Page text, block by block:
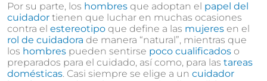
Por su parte, los hombres que adoptan el papel del
cuidador tienen que luchar en muchas ocasiones
contra el estereotipo que define a las mujeres en el
rol de cuidadora de manera “natural”, mientras que
los hombres pueden sentirse poco cualificados o
preparados para el cuidado, así como, para las tareas
domésticas. Casi siempre se elige a un cuidador